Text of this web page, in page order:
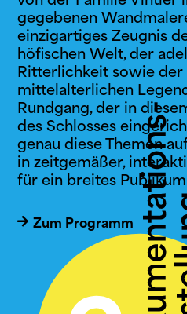
gegebenen
einzigartiges Zeugnis
höfischen Welt, der
Ritterlichkeit sowie
mittelalterlichen
Rundgang, der in
des Schlosses
genau diese Themen
in zeitgemäßer,
für ein breites
Zum Programm